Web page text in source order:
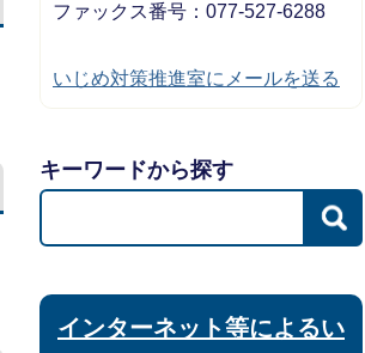
ファックス番号：077-527-6288
いじめ対策推進室にメールを送る
キーワードから探す
インターネット等によるい